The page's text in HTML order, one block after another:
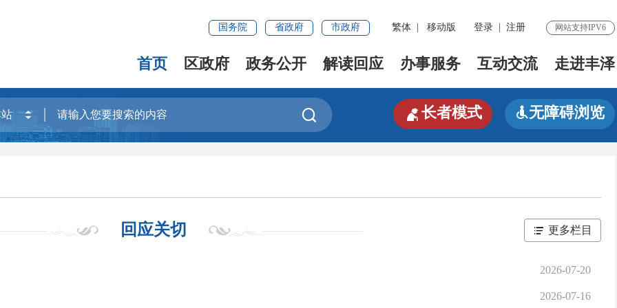
国务院 省政府 市政府 繁体 移动版 登录 注册 网站支持IPV6
首页 区政府 政务公开 解读回应 办事服务 互动交流 走进丰泽
 长者模式 无障碍浏览
回应关切 更多栏目
2026-07-20
2026-07-16